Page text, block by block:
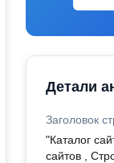
Детали
Заголовок
"Каталог
сайтов ,